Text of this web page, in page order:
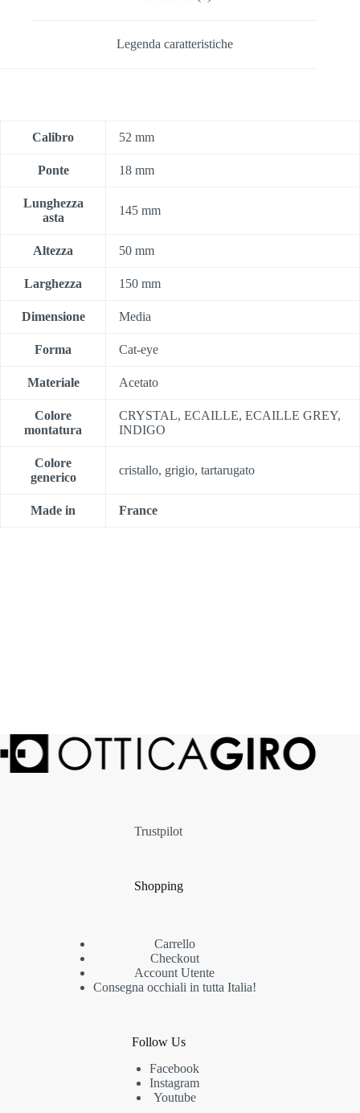
Legenda caratteristiche
Calibro 52 mm
Ponte 18 mm
Lunghezza
asta
145 mm
Altezza 50 mm
Larghezza 150 mm
Dimensione Media
Forma Cat-eye
Materiale Acetato
Colore
montatura
CRYSTAL, ECAILLE, ECAILLE GREY,
INDIGO
Colore
generico
cristallo, grigio, tartarugato
Made in France
Trustpilot
Shopping
Carrello
Checkout
Account Utente
Consegna occhiali in tutta Italia!
Follow Us
Facebook
Instagram
Youtube